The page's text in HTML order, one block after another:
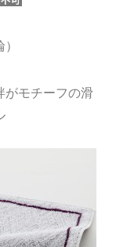
がモチーフの滑